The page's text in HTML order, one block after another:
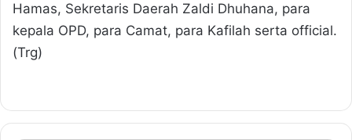
Hamas, Sekretaris Daerah Zaldi Dhuhana, para
kepala OPD, para Camat, para Kafilah serta official.
(Trg)